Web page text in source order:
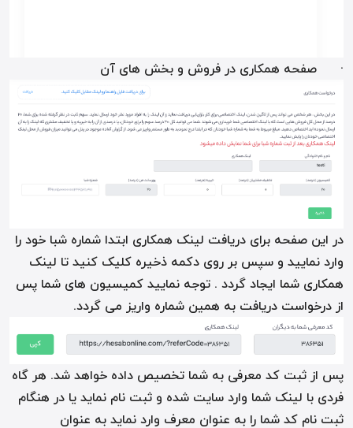
· صفحه همکاری در فروش و بخش های آن
در این صفحه برای دریافت لینک همکاری ابتدا شماره شبا خود را
وارد نمایید و سپس بر روی دکمه ذخیره کلیک کنید تا لینک
همکاری شما ایجاد گردد . توجه نمایید کمیسیون های شما پس
از درخواست دریافت به همین شماره واریز می گردد.
پس از ثبت کد معرفی به شما تخصیص داده خواهد شد. هر گاه
فردی با لینک شما وارد سایت شده و ثبت نام نماید یا در هنگام
ثبت نام کد شما را به عنوان معرف وارد نماید به عنوان